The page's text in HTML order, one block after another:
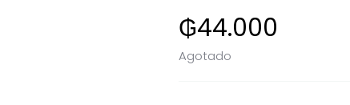
₲44.000
Agotado